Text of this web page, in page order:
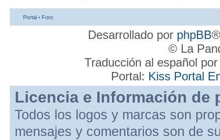
Portal • Foro
Desarrollado por phpBB
© La
Traducción al español
Portal: Kiss Portal
Licencia e Información de
Todos los logos y marcas son
mensajes y comentarios son de